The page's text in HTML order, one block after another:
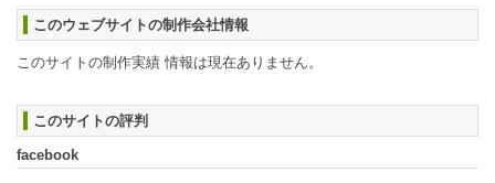
このウェブサイトの制作会社情報
このサイトの制作実績 情報は現在ありません。
このサイトの評判
facebook